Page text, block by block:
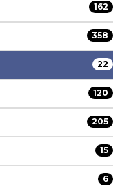
162
358
22
120
205
15
6